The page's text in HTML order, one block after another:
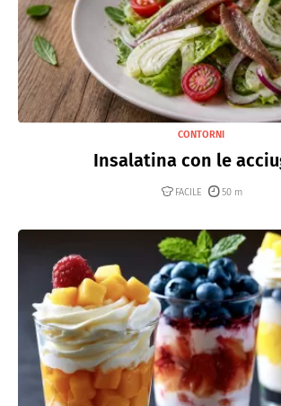
CONTORNI
Insalatina con le
FACILE 50 m